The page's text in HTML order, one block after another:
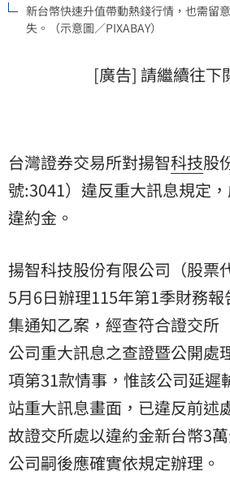
新台幣快速升值帶動熱錢行情，也需留
失。（示意圖／PIXABAY）
[廣告] 請繼續往
台灣證券交易所對揚智科技股
號:3041）違反重大訊息規定
違約金。
揚智科技股份有限公司（股票
5月6日辦理115年第1季財務
集通知乙案，經查符合證交所
公司重大訊息之查證暨公開處
項第31款情事，惟該公司延遲
站重大訊息畫面，已違反前述
故證交所處以違約金新台幣3
公司嗣後應確實依規定辦理。